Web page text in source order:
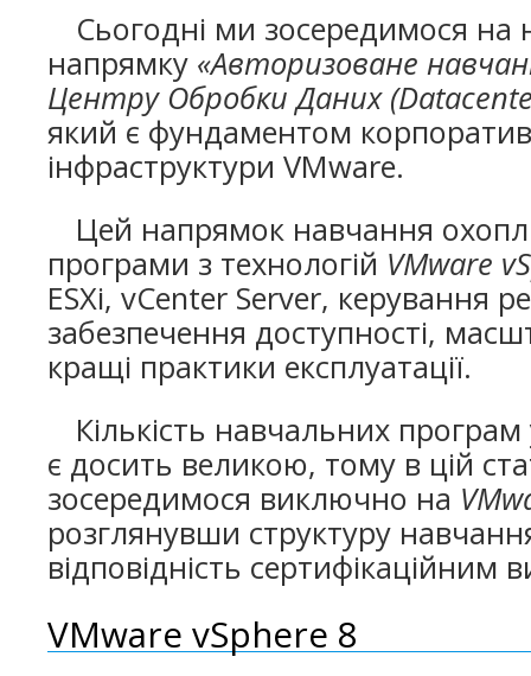
Сьогодні ми зосередимося на
напрямку «Авторизоване
Центру Обробки Даних
який є фундаментом
інфраструктури VMware.
Цей напрямок навчання
програми з технологій VMware
ESXi, vCenter Server, керування
забезпечення доступності,
кращі практики експлуатації.
Кількість навчальних
є досить великою, тому в цій
зосередимося виключно на
розглянувши структуру
відповідність сертифікаційним
VMware vSphere 8